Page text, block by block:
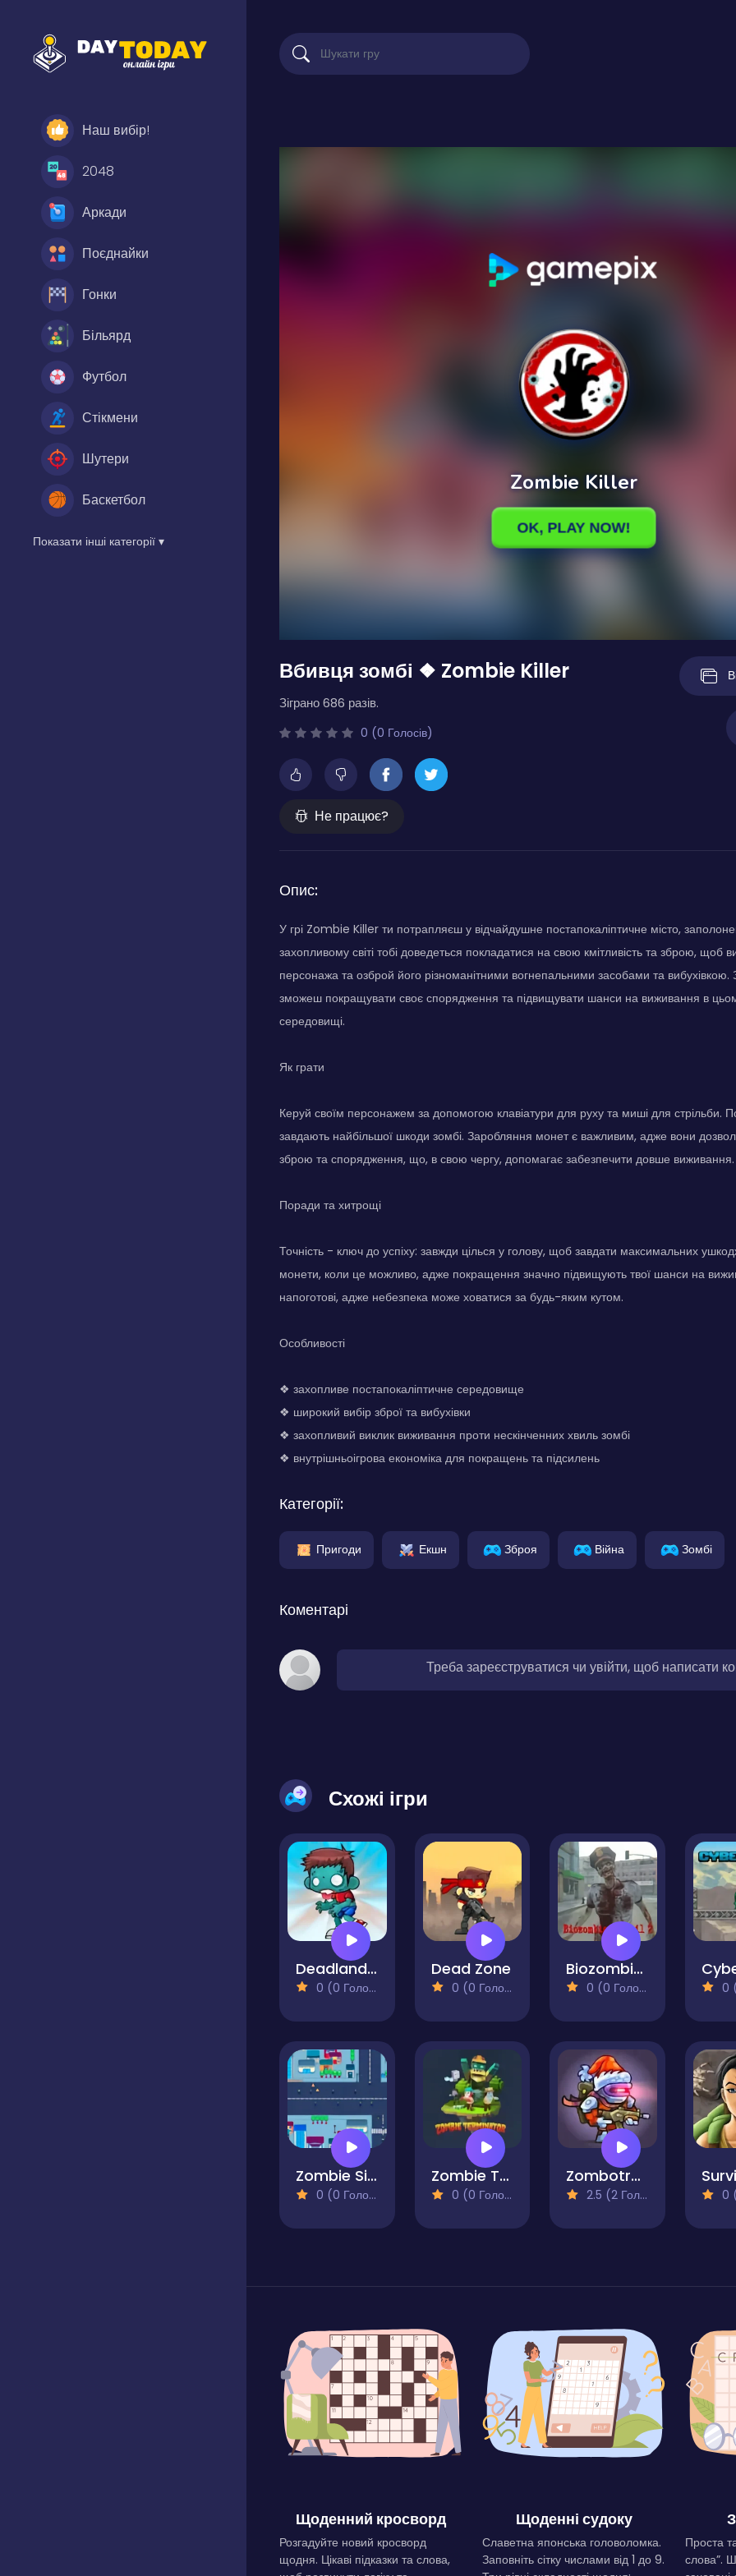
Наш вибір!
2048
Аркади
Поєднайки
Гонки
Більярд
Футбол
Стікмени
Шутери
Баскетбол
Показати інші категорії ▾
Вбивця зомбі ❖ Zombie Killer
Зіграно 686 разів.
0 (0 Голосів)
Не працює?
Опис:
У грі Zombie Killer ти потрапляєш у відчайдушне постапокаліптичне місто,
захопливому світі тобі доведеться покладатися на свою кмітливість та зброю, щоб
персонажа та озброй його різноманітними вогнепальними засобами та
зможеш покращувати своє спорядження та підвищувати шанси на виживання в
середовищі.
Як грати
Керуй своїм персонажем за допомогою клавіатури для руху та миші для стрільби.
завдають найбільшої шкоди зомбі. Заробляння монет є важливим, адже вони
зброю та спорядження, що, в свою чергу, допомагає забезпечити довше виживання.
Поради та хитрощі
Точність - ключ до успіху: завжди цілься у голову, щоб завдати максимальних
монети, коли це можливо, адже покращення значно підвищують твої шанси на
напоготові, адже небезпека може ховатися за будь-яким кутом.
Особливості
❖ захопливе постапокаліптичне середовище
❖ широкий вибір зброї та вибухівки
❖ захопливий виклик виживання проти нескінченних хвиль зомбі
❖ внутрішньоігрова економіка для покращень та підсилень
Категорії:
Пригоди Екшн Зброя Війна Зомбі
Коментарі
Треба зареєструватися чи увійти, щоб написати
Схожі ігри
Deadland Adventure
0 (0 Голосів)
Dead Zone
0 (0 Голосів)
Biozombie of Evil 2
0 (0 Голосів) 0
Zombie Siege
0 (0 Голосів)
Zombie Terminator
0 (0 Голосів)
Zombotron Re-Boot
2.5 (2 Голосів) 0
Щоденний кросворд
Розгадуйте новий кросворд
щодня. Цікаві підказки та слова,
Щоденні судоку
Славетна японська головоломка.
Заповніть сітку числами від 1 до 9.
Проста
слова”.